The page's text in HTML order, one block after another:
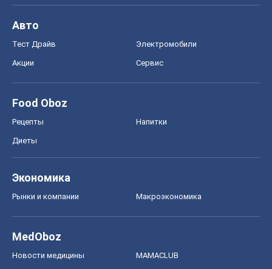
Авто
Тест Драйв Электромобили
Акции Сервис
Food Oboz
Рецепты Напитки
Диеты
Экономика
Рынки и компании Mакроэкономика
MedOboz
Новости медицины MAMACLUB